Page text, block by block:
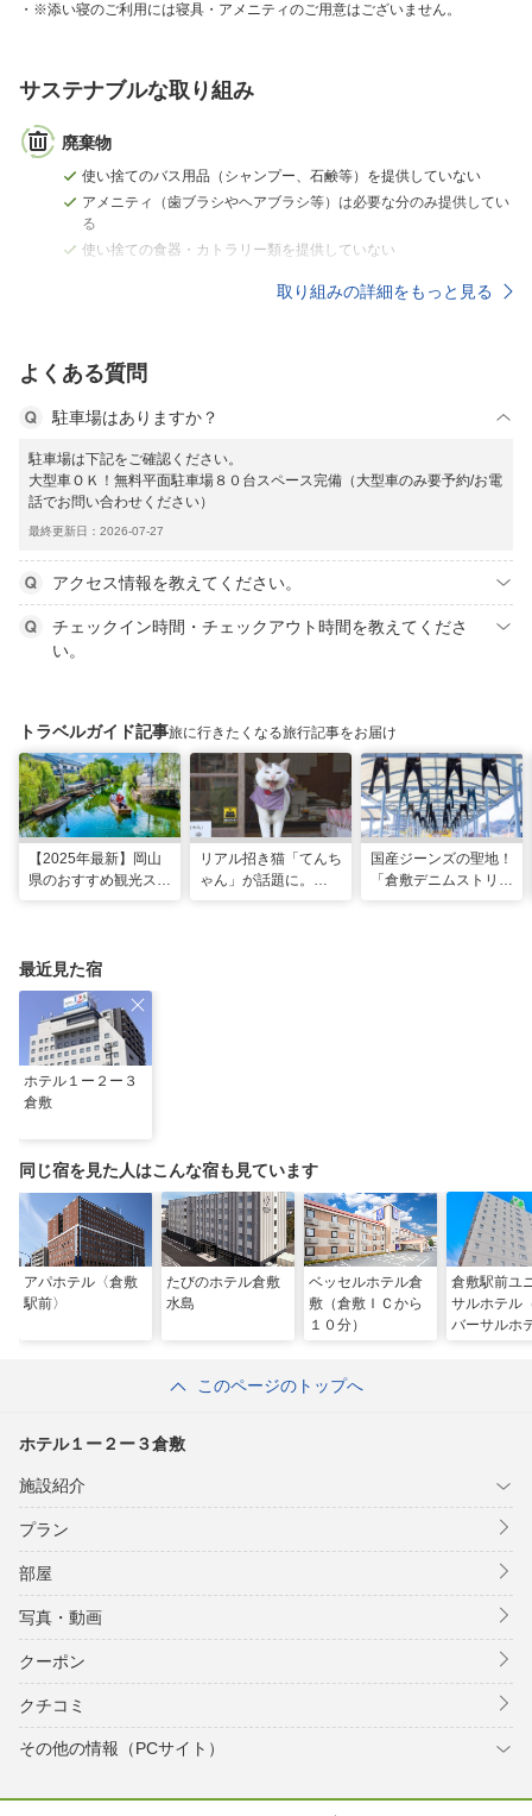
※添い寝のご利用には寝具・アメニティのご用意はございません。
サステナブルな取り組み
廃棄物
使い捨てのバス用品（シャンプー、石鹸等）を提供していない
アメニティ（歯ブラシやヘアブラシ等）は必要な分のみ提供してい
る
使い捨ての食器・カトラリー類を提供していない
取り組みの詳細をもっと見る
よくある質問
駐車場はありますか？
駐車場は下記をご確認ください。
大型車ＯＫ！無料平面駐車場８０台スペース完備（大型車のみ要予約/お電
話でお問い合わせください）
最終更新日：2026-07-27
アクセス情報を教えてください。
チェックイン時間・チェックアウト時間を教えてくださ
い。
トラベルガイド記事旅に行きたくなる旅行記事をお届け
【2025年最新】岡山
県のおすすめ観光スポ
リアル招き猫「てんち
ゃん」が話題に。
国産ジーンズの聖地！
「倉敷デニムストリー
最近見た宿
ホテル１ー２ー３
倉敷
同じ宿を見た人はこんな宿も見ています
アパホテル〈倉敷
駅前〉
たびのホテル倉敷
水島
ベッセルホテル倉
敷（倉敷ＩＣから
１０分）
倉敷駅前ユ
サルホテル
バーサルホ
このページのトップへ
ホテル１ー２ー３倉敷
施設紹介
プラン
部屋
写真・動画
クーポン
クチコミ
その他の情報（PCサイト）